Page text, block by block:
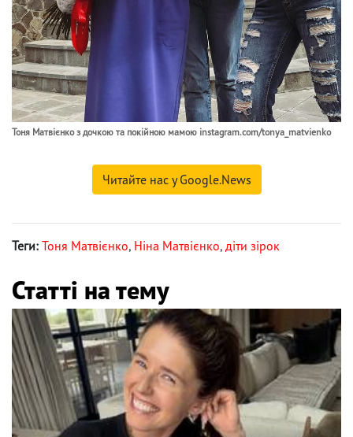
Тоня Матвієнко з дочкою та покійною мамою instagram.com/tonya_matvienko
Читайте нас у Google.News
Теги: Тоня Матвієнко, Ніна Матвієнко, діти зірок
Статті на тему